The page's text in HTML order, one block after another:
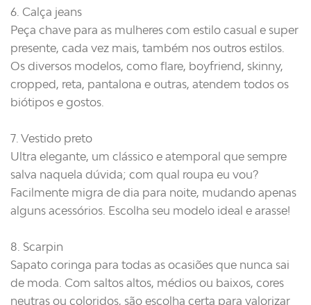
6. Calça jeans
Peça chave para as mulheres com estilo casual e super
presente, cada vez mais, também nos outros estilos.
Os diversos modelos, como flare, boyfriend, skinny,
cropped, reta, pantalona e outras, atendem todos os
biótipos e gostos.
7. Vestido preto
Ultra elegante, um clássico e atemporal que sempre
salva naquela dúvida; com qual roupa eu vou?
Facilmente migra de dia para noite, mudando apenas
alguns acessórios. Escolha seu modelo ideal e arasse!
8. Scarpin
Sapato coringa para todas as ocasiões que nunca sai
de moda. Com saltos altos, médios ou baixos, cores
neutras ou coloridos, são escolha certa para valorizar